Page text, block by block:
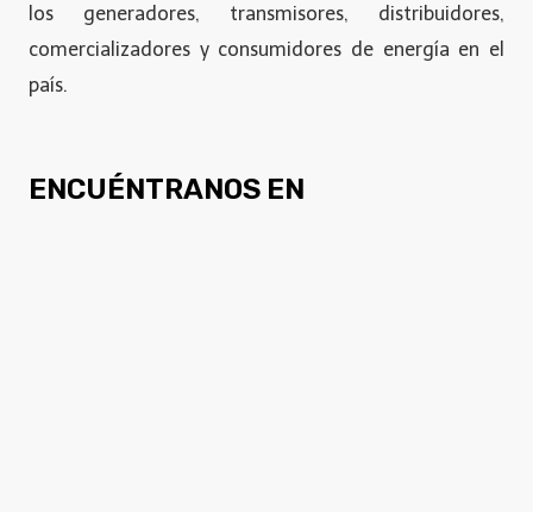
los generadores, transmisores, distribuidores,
comercializadores y consumidores de energía en el
país.
ENCUÉNTRANOS EN